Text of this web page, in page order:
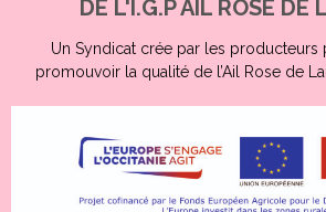
DE L'I.G.P AIL ROSE DE
Un Syndicat crée par les producteurs
promouvoir la qualité de l’Ail Rose de